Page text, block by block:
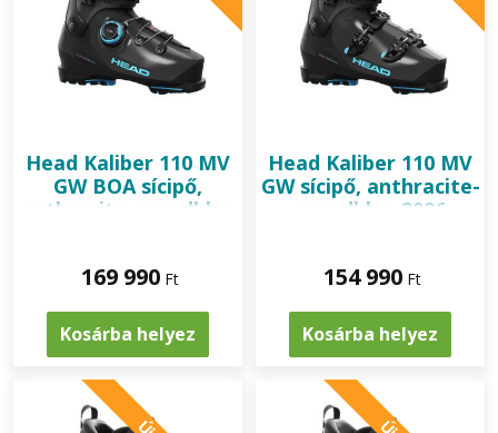
Head Kaliber 110 MV
GW BOA sícipő,
anthracite-speedblue
169 990 Ft
Kosárba helyez
Head Kaliber 110 MV
GW sícipő, anthracite-
speedblue 2026
154 990 Ft
Kosárba helyez